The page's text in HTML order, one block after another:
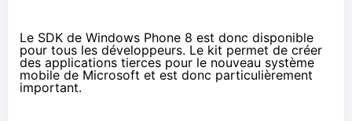
Le SDK de Windows Phone 8 est donc disponible
pour tous les développeurs. Le kit permet de créer
des applications tierces pour le nouveau système
mobile de Microsoft et est donc particulièrement
important.